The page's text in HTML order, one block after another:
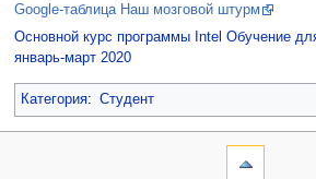
Google-таблица Наш мозговой штурм
Основной курс программы Intel Обучение
январь-март 2020
Категория: Студент